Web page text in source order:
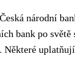
národní
bank po
Některé